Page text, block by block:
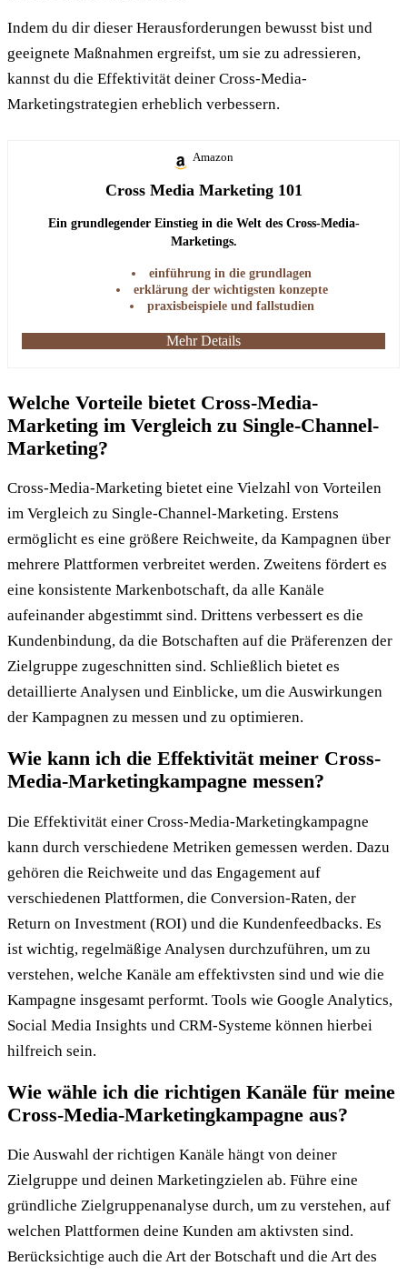
Indem du dir dieser Herausforderungen bewusst bist und
geeignete Maßnahmen ergreifst, um sie zu adressieren,
kannst du die Effektivität deiner Cross-Media-
Marketingstrategien erheblich verbessern.
Amazon
Cross Media Marketing 101
Ein grundlegender Einstieg in die Welt des Cross-Media-
Marketings.
einführung in die grundlagen
erklärung der wichtigsten konzepte
praxisbeispiele und fallstudien
Mehr Details
Welche Vorteile bietet Cross-Media-
Marketing im Vergleich zu Single-Channel-
Marketing?
Cross-Media-Marketing bietet eine Vielzahl von Vorteilen
im Vergleich zu Single-Channel-Marketing. Erstens
ermöglicht es eine größere Reichweite, da Kampagnen über
mehrere Plattformen verbreitet werden. Zweitens fördert es
eine konsistente Markenbotschaft, da alle Kanäle
aufeinander abgestimmt sind. Drittens verbessert es die
Kundenbindung, da die Botschaften auf die Präferenzen der
Zielgruppe zugeschnitten sind. Schließlich bietet es
detaillierte Analysen und Einblicke, um die Auswirkungen
der Kampagnen zu messen und zu optimieren.
Wie kann ich die Effektivität meiner Cross-
Media-Marketingkampagne messen?
Die Effektivität einer Cross-Media-Marketingkampagne
kann durch verschiedene Metriken gemessen werden. Dazu
gehören die Reichweite und das Engagement auf
verschiedenen Plattformen, die Conversion-Raten, der
Return on Investment (ROI) und die Kundenfeedbacks. Es
ist wichtig, regelmäßige Analysen durchzuführen, um zu
verstehen, welche Kanäle am effektivsten sind und wie die
Kampagne insgesamt performt. Tools wie Google Analytics,
Social Media Insights und CRM-Systeme können hierbei
hilfreich sein.
Wie wähle ich die richtigen Kanäle für meine
Cross-Media-Marketingkampagne aus?
Die Auswahl der richtigen Kanäle hängt von deiner
Zielgruppe und deinen Marketingzielen ab. Führe eine
gründliche Zielgruppenanalyse durch, um zu verstehen, auf
welchen Plattformen deine Kunden am aktivsten sind.
Berücksichtige auch die Art der Botschaft und die Art des